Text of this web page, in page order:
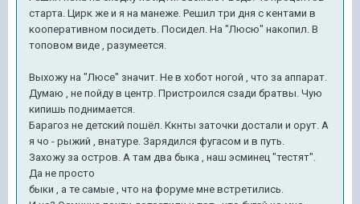
старта. Цирк же и я на манеже. Решил три дня с кентами в
кооперативном посидеть. Посидел. На "Люсю" накопил. В
топовом виде , разумеется.
Выхожу на "Люсе" значит. Не в хобот ногой , что за аппарат.
Думаю , не пойду в центр. Пристроился сзади братвы. Чую
кипишь поднимается.
Барагоз не детский пошёл. Ккнты заточки достали и орут. А
я чо - рыжий , внатуре. Зарядился фугасом и в путь.
Захожу за остров. А там два быка , наш эсминец "тестят".
Да не просто
быки , а те самые , что на форуме мне встретились.